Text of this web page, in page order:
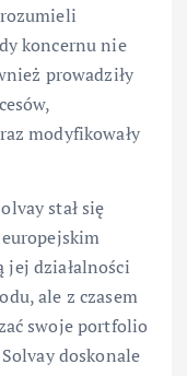
koncernu nie
prowadziły
modyfikowały
stał się
jej działalności
ale z czasem
swoje portfolio
doskonale